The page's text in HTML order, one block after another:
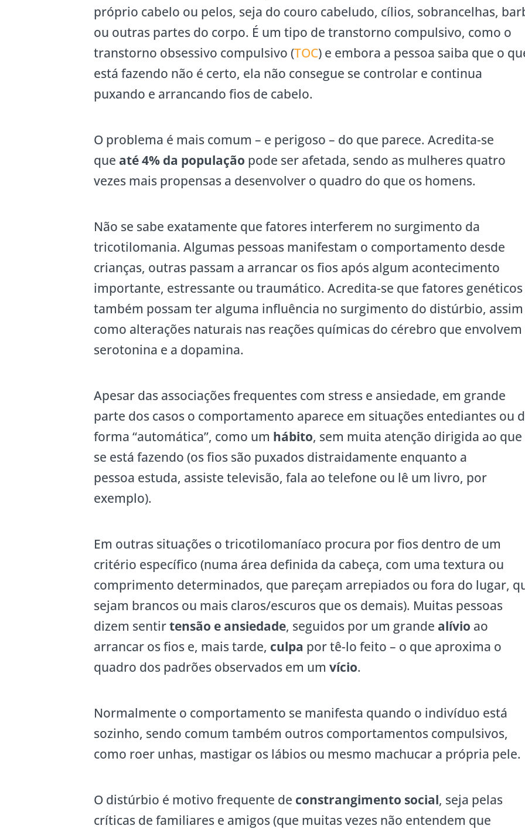
próprio cabelo ou pelos, seja do couro cabeludo, cílios, sobrancelhas,
ou outras partes do corpo. É um tipo de transtorno compulsivo, como o
transtorno obsessivo compulsivo (TOC) e embora a pessoa saiba que o
está fazendo não é certo, ela não consegue se controlar e continua
puxando e arrancando fios de cabelo.
O problema é mais comum – e perigoso – do que parece. Acredita-se
que até 4% da população pode ser afetada, sendo as mulheres quatro
vezes mais propensas a desenvolver o quadro do que os homens.
Não se sabe exatamente que fatores interferem no surgimento da
tricotilomania. Algumas pessoas manifestam o comportamento desde
crianças, outras passam a arrancar os fios após algum acontecimento
importante, estressante ou traumático. Acredita-se que fatores genéticos
também possam ter alguma influência no surgimento do distúrbio, assim
como alterações naturais nas reações químicas do cérebro que envolvem
serotonina e a dopamina.
Apesar das associações frequentes com stress e ansiedade, em grande
parte dos casos o comportamento aparece em situações entediantes ou
forma “automática”, como um hábito, sem muita atenção dirigida ao que
se está fazendo (os fios são puxados distraidamente enquanto a
pessoa estuda, assiste televisão, fala ao telefone ou lê um livro, por
exemplo).
Em outras situações o tricotilomaníaco procura por fios dentro de um
critério específico (numa área definida da cabeça, com uma textura ou
comprimento determinados, que pareçam arrepiados ou fora do lugar,
sejam brancos ou mais claros/escuros que os demais). Muitas pessoas
dizem sentirtensão e ansiedade, seguidos por um grande alívio ao
arrancar os fios e, mais tarde, culpa por tê-lo feito – o que aproxima o
quadro dos padrões observados em umvício.
Normalmente o comportamento se manifesta quando o indivíduo está
sozinho, sendo comum também outros comportamentos compulsivos,
como roer unhas, mastigar os lábios ou mesmo machucar a própria pele.
O distúrbio é motivo frequente de constrangimento social, seja pelas
críticas de familiares e amigos (que muitas vezes não entendem que